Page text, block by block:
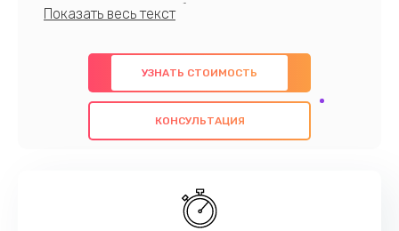
профессионалов с обширными знаниями и
предлагаем быстрый и качественный ремонт с
использованием оригинальных компонентов, а
также гарантируем качество всех
проведенных работ. Наша цель - предоставить
наилучшим образом. Не медлите записаться на
УЗНАТЬ СТОИМОСТЬ
КОНСУЛЬТАЦИЯ